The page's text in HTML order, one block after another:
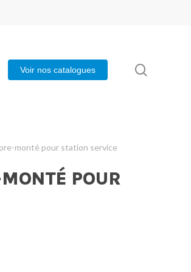
Voir nos catalogues
monté pour station service
POUR